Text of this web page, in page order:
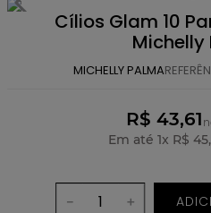
Cílios Glam 10
Michelly
MICHELLY PALMA
R$ 43,61
Em até 1x R$ 45,
＋
－